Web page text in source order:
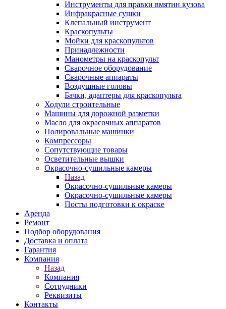
Инструменты для правки вмятин кузова
Инфракрасные сушки
Клепальный инструмент
Краскопульты
Мойки для краскопультов
Принадлежности
Манометры на краскопульт
Сварочное оборудование
Сварочные аппараты
Воздушные головы
Бачки, адаптеры для краскопульта
Ходули строительные
Машины для дорожной разметки
Масло для окрасочных аппаратов
Полировальные машинки
Компрессоры
Сопутствующие товары
Осветительные вышки
Окрасочно-сушильные камеры
Назад
Окрасочно-сушильные камеры
Окрасочно-сушильные камеры
Посты подготовки к окраске
Аренда
Ремонт
Подбор оборудования
Доставка и оплата
Гарантия
Компания
Назад
Компания
Сотрудники
Реквизиты
Контакты